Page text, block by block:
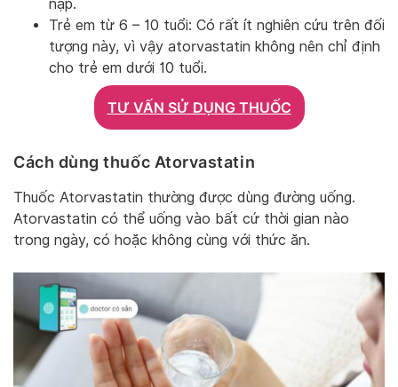
nạp.
Trẻ em từ 6 – 10 tuổi: Có rất ít nghiên cứu trên đối
tượng này, vì vậy atorvastatin không nên chỉ định
cho trẻ em dưới 10 tuổi.
TƯ VẤN SỬ DỤNG THUỐC
Cách dùng thuốc Atorvastatin
Thuốc Atorvastatin thường được dùng đường uống.
Atorvastatin có thể uống vào bất cứ thời gian nào
trong ngày, có hoặc không cùng với thức ăn.